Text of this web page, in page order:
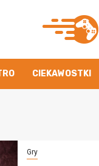
CIEKAWOSTKI
Gry